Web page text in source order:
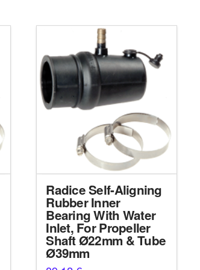
Radice Self-Aligning
Rubber Inner
Bearing With Water
Inlet, For Propeller
Shaft Ø22mm & Tube
Ø39mm